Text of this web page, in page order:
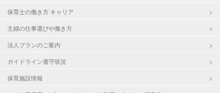
保育士の働き方 キャリア
主婦の仕事選びや働き方
法人プランのご案内
ガイドライン遵守状況
保育施設情報